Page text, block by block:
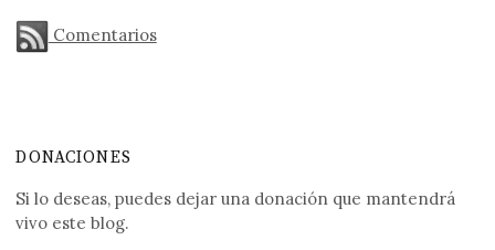
Comentarios
DONACIONES
Si lo deseas, puedes dejar una donación que mantendrá
vivo este blog.